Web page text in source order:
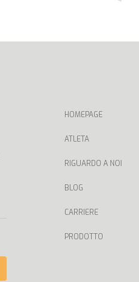
HOMEPAGE
ATLETA
RIGUARDO A NOI
BLOG
CARRIERE
PRODOTTO